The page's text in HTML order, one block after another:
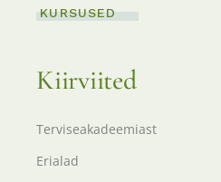
KURSUSED
Kiirviited
Terviseakadeemiast
Erialad